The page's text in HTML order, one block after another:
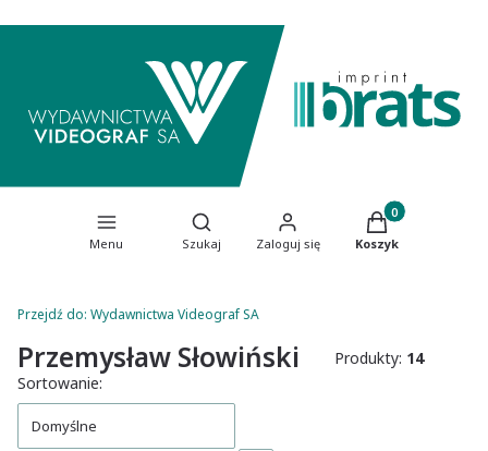
Menu
Otwórz wyszukiwarkę
Szukaj Zaloguj się
Produkty w
Koszyk
Przejdź do: Wydawnictwa Videograf SA
Przemysław Słowiński Produkty: 14
Lista produktów
Sortowanie:
Domyślne